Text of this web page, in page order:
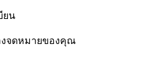
ยน
งจดหมายของคุณ